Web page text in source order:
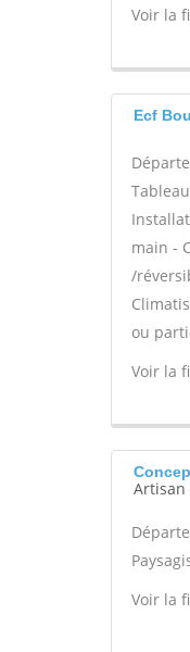
Voir la
Ecf
main -
/
ou
Voir la
Artisan
Voir la